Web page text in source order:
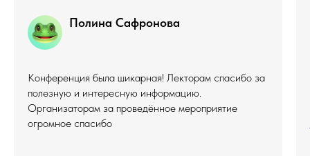
Полина Сафронова
Конференция была шикарная! Лекторам спасибо за
полезную и интересную информацию.
Организаторам за проведённое мероприятие
огромное спасибо